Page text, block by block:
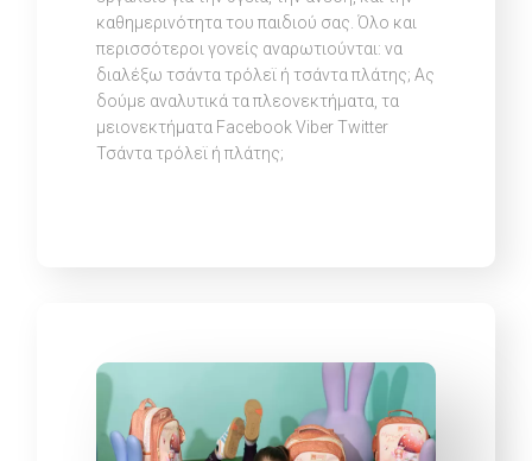
καθημερινότητα του παιδιού σας. Όλο και
περισσότεροι γονείς αναρωτιούνται: να
διαλέξω τσάντα τρόλεϊ ή τσάντα πλάτης; Ας
δούμε αναλυτικά τα πλεονεκτήματα, τα
μειονεκτήματα Facebook Viber Twitter
Τσάντα τρόλεϊ ή πλάτης;